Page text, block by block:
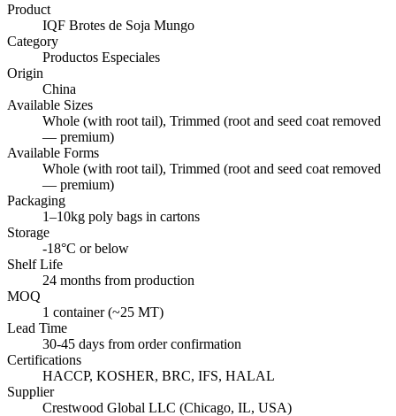
Product
IQF Brotes de Soja Mungo
Category
Productos Especiales
Origin
China
Available Sizes
Whole (with root tail), Trimmed (root and seed coat removed
— premium)
Available Forms
Whole (with root tail), Trimmed (root and seed coat removed
— premium)
Packaging
1–10kg poly bags in cartons
Storage
-18°C or below
Shelf Life
24 months from production
MOQ
1 container (~25 MT)
Lead Time
30-45 days from order confirmation
Certifications
HACCP, KOSHER, BRC, IFS, HALAL
Supplier
Crestwood Global LLC (Chicago, IL, USA)